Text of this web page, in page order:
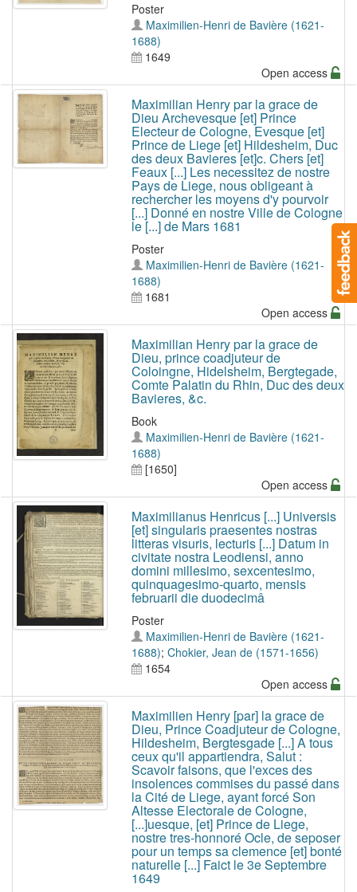
Poster
Maximilien-Henri de Bavière (1621-
1688)
1649
Open access
Maximilian Henry par la grace de
Dieu Archevesque [et] Prince
Electeur de Cologne, Evesque [et]
Prince de Liege [et] Hildesheim, Duc
des deux Bavieres [et]c. Chers [et]
Feaux [...] Les necessitez de nostre
Pays de Liege, nous obligeant à
rechercher les moyens d'y pourvoir
[...] Donné en nostre Ville de Cologne
le [...] de Mars 1681
Poster
Maximilien-Henri de Bavière (1621-
1688)
1681
Open access
Maximilian Henry par la grace de
Dieu, prince coadjuteur de
Coloingne, Hidelsheim, Bergtegade,
Comte Palatin du Rhin, Duc des deux
Bavieres, &c.
Book
Maximilien-Henri de Bavière (1621-
1688)
[1650]
Open access
Maximilianus Henricus [...] Universis
[et] singularis praesentes nostras
litteras visuris, lecturis [...] Datum in
civitate nostra Leodiensi, anno
domini millesimo, sexcentesimo,
quinquagesimo-quarto, mensis
februarii die duodecimâ
Poster
Maximilien-Henri de Bavière (1621-
1688); Chokier, Jean de (1571-1656)
1654
Open access
Maximilien Henry [par] la grace de
Dieu, Prince Coadjuteur de Cologne,
Hildesheim, Bergtesgade [...] A tous
ceux qu'il appartiendra, Salut :
Scavoir faisons, que l'exces des
insolences commises du passé dans
la Cité de Liege, ayant forcé Son
Altesse Electorale de Cologne,
[...]uesque, [et] Prince de Liege,
nostre tres-honnoré Ocle, de seposer
pour un temps sa clemence [et] bonté
naturelle [...] Faict le 3e Septembre
1649